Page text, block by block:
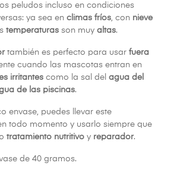
peludos incluso en condiciones
ya sea en climas fríos , con nieve
temperaturas son muy altas.
también es perfecto para usar fuera
cuando las mascotas entran en
irritantes como la sal del agua del
de las piscinas.
envase, puedes llevar este
todo momento y usarlo siempre que
tratamiento nutritivo y reparador.
de 40 gramos.